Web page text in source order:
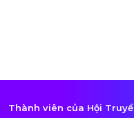
Thành viên của Hội